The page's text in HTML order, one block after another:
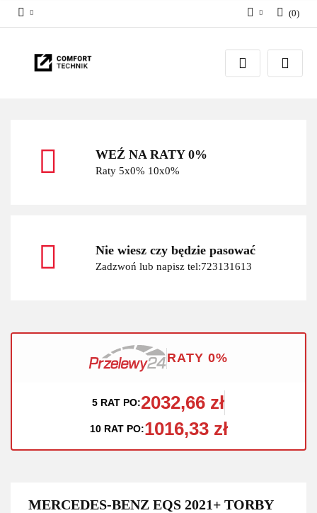
Zaloguj się
Zarejestruj się
(0)
WEŹ NA RATY 0%
Raty 5x0% 10x0%
Nie wiesz czy będzie pasować
Zadzwoń lub napisz tel:723131613
RATY 0%
5 RAT PO:2032,66 zł
10 RAT PO:1016,33 zł
MERCEDES-BENZ EQS 2021+ TORBY